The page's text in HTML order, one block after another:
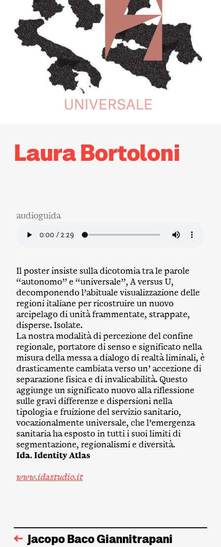
Laura Bortoloni
audioguida
Il poster insiste sulla dicotomia tra le parole
“autonomo” e “universale”, A versus U,
decomponendo l’abituale visualizzazione delle
regioni italiane per ricostruire un nuovo
arcipelago di unità frammentate, strappate,
disperse. Isolate.
La nostra modalità di percezione del confine
regionale, portatore di senso e significato nella
misura della messa a dialogo di realtà liminali, è
drasticamente cambiata verso un’ accezione di
separazione fisica e di invalicabilità. Questo
aggiunge un significato nuovo alla riflessione
sulle gravi differenze e dispersioni nella
tipologia e fruizione del servizio sanitario,
vocazionalmente universale, che l’emergenza
sanitaria ha esposto in tutti i suoi limiti di
segmentazione, regionalismi e diversità.
Ida. Identity Atlas
www.idastudio.it
Jacopo Baco Giannitrapani